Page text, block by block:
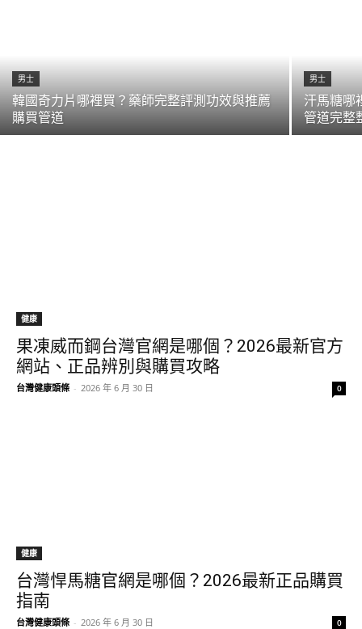
男士
韓國奇力片哪裡買？藥師完整評測功效與推薦
購買管道
男士
汗馬糖哪
管道完整
健康
果凍威而鋼台灣官網是哪個？2026最新官方
網站、正品辨別與購買攻略
台灣健康頭條 - 2026 年 6 月 30 日 0
健康
台灣悍馬糖官網是哪個？2026最新正品購買
指南
台灣健康頭條 - 2026 年 6 月 30 日 0